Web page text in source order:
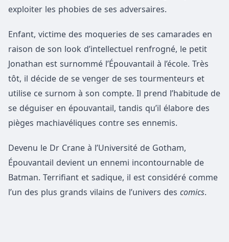
exploiter les phobies de ses adversaires.
Enfant, victime des moqueries de ses camarades en
raison de son look d’intellectuel renfrogné, le petit
Jonathan est surnommé l’Épouvantail à l’école. Très
tôt, il décide de se venger de ses tourmenteurs et
utilise ce surnom à son compte. Il prend l’habitude de
se déguiser en épouvantail, tandis qu’il élabore des
pièges machiavéliques contre ses ennemis.
Devenu le Dr Crane à l’Université de Gotham,
Épouvantail devient un ennemi incontournable de
Batman. Terrifiant et sadique, il est considéré comme
l’un des plus grands vilains de l’univers des comics.